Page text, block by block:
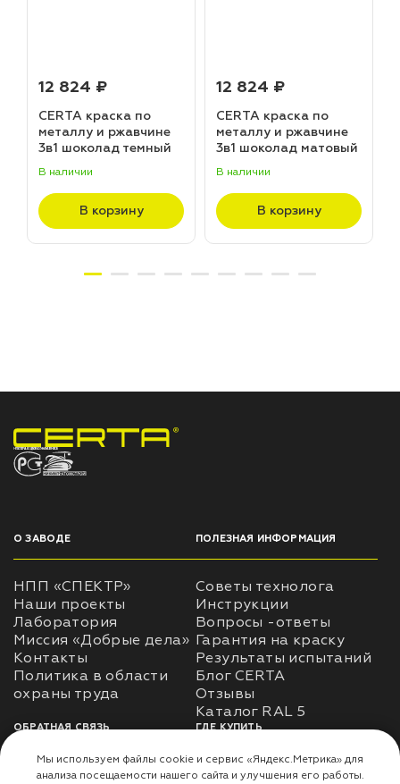
12 824 ₽
CERTA краска по
металлу и ржавчине
3в1 шоколад темный
(20,0кг)
В наличии
В корзину
12 824 ₽
CERTA краска по
металлу и ржавчине
3в1 шоколад матовый
В наличии
В корзину
НПП «СПЕКТР» ЗАВОД ЛАКОКРАСОЧНЫХ МАТЕРИАЛОВ
О ЗАВОДЕ
НПП «СПЕКТР»
Наши проекты
Лаборатория
Миссия «Добрые дела»
Контакты
Политика в области
ПОЛЕЗНАЯ ИНФОРМАЦИЯ
Советы технолога
Инструкции
Вопросы -ответы
Гарантия на краску
Результаты испытаний
Блог CERTA
Отзывы
Каталог RAL 5
ОБРАТНАЯ СВЯЗЬ
Использование
ГДЕ КУПИТЬ
Доставка